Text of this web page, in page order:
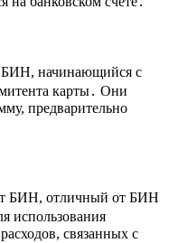
БИН, начинающийся с
карты․ Они
предварительно
БИН, отличный от БИН
использования
связанных с